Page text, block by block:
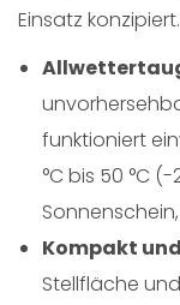
Einsatz konzipiert.
funktioniert
°C bis 50 °C (-
Kompakt
Stellfläche